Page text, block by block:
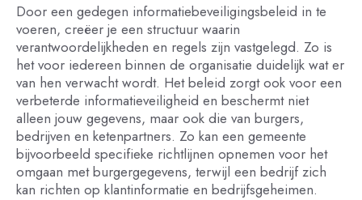
Door een gedegen informatiebeveiligingsbeleid in te
voeren, creëer je een structuur waarin
verantwoordelijkheden en regels zijn vastgelegd. Zo is
het voor iedereen binnen de organisatie duidelijk wat er
van hen verwacht wordt. Het beleid zorgt ook voor een
verbeterde informatieveiligheid en beschermt niet
alleen jouw gegevens, maar ook die van burgers,
bedrijven en ketenpartners. Zo kan een gemeente
bijvoorbeeld specifieke richtlijnen opnemen voor het
omgaan met burgergegevens, terwijl een bedrijf zich
kan richten op klantinformatie en bedrijfsgeheimen.